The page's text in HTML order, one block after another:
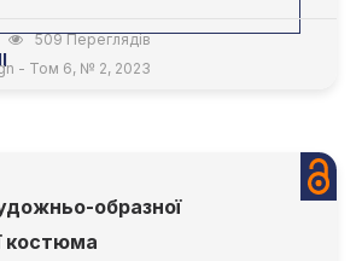
509 Переглядів
- Том 6, № 2, 2023
образної
костюма